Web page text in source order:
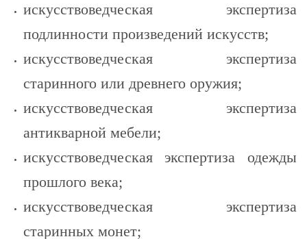
искусствоведческая экспертиза
подлинности произведений искусств;
искусствоведческая экспертиза
старинного или древнего оружия;
искусствоведческая экспертиза
антикварной мебели;
искусствоведческая экспертиза одежды
прошлого века;
искусствоведческая экспертиза
старинных монет;